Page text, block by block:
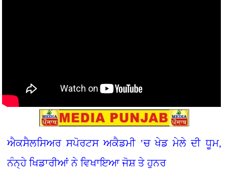
ਐਕਸੈਲਸਿਅਰ ਸਪੋਰਟਸ ਅਕੈਡਮੀ ’ਚ ਖੇਡ ਮੇਲੇ ਦੀ ਧੂਮ,
ਨੰਨ੍ਹੇ ਖਿਡਾਰੀਆਂ ਨੇ ਵਿਖਾਇਆ ਜੋਸ਼ ਤੇ ਹੁਨਰ